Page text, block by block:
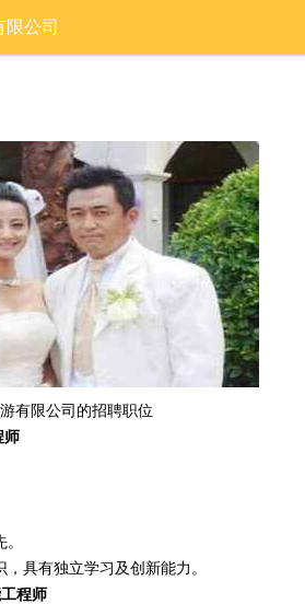
公司
有限公司的招聘职位
师
具有独立学习及创新能力。
程师